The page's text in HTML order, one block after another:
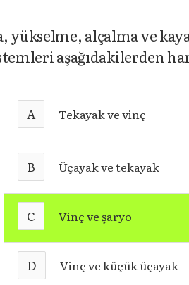
alçalma ve
aşağıdakilerden
A Tekayak ve vinç
B Üçayak ve tekayak
C Vinç ve şaryo
D Vinç ve küçük üçayak